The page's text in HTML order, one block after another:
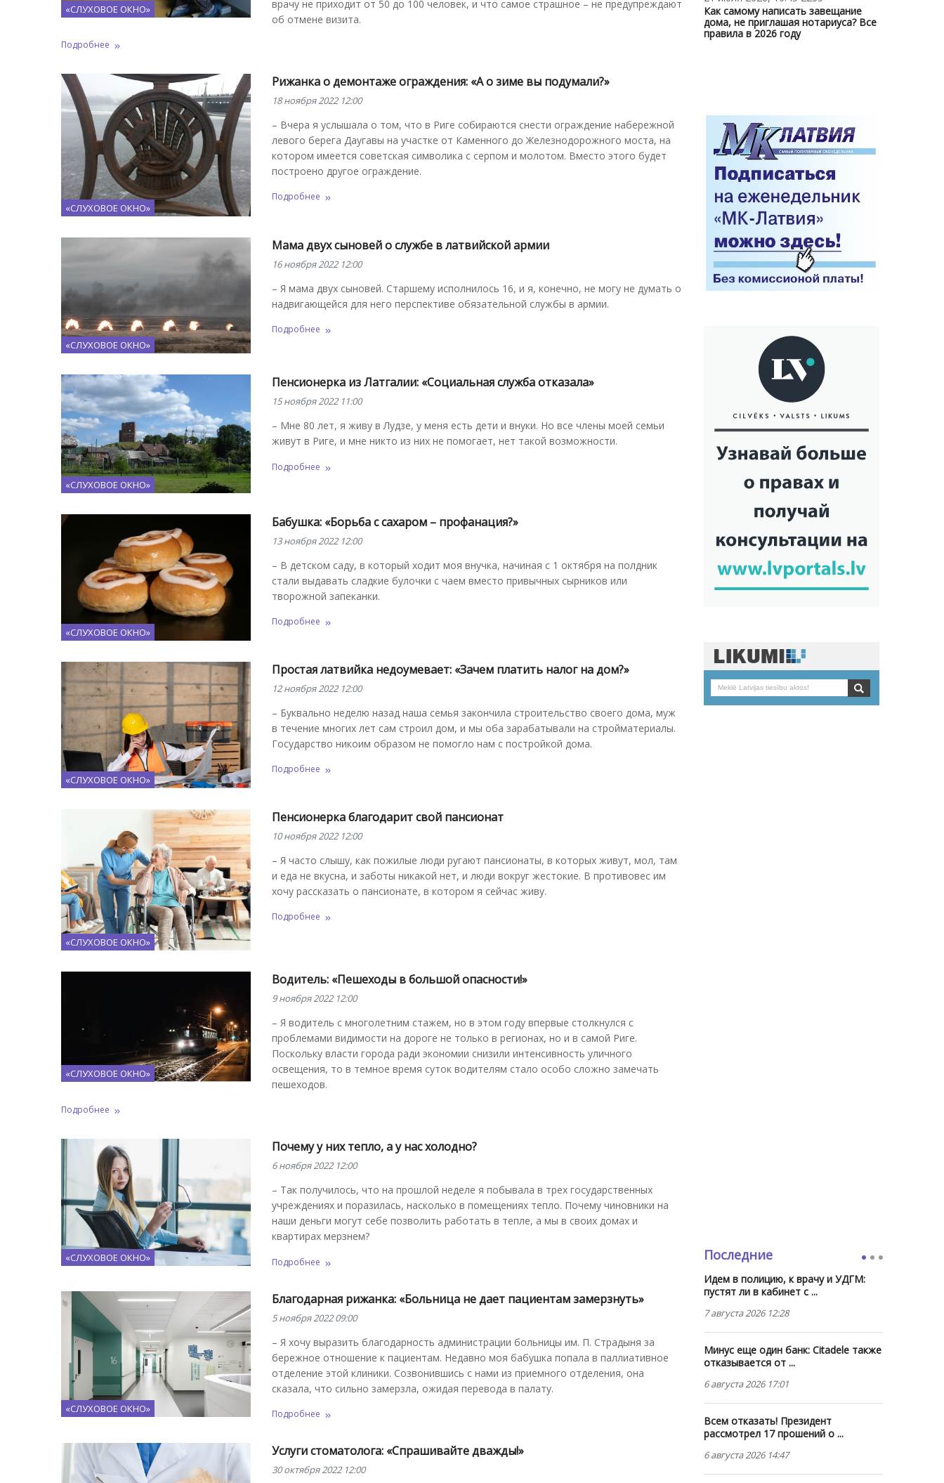
«СЛУХОВОЕ ОКНО»
врачу не приходит от 50 до 100 человек, и что самое страшное – не предупреждают
об отмене визита.
Подробнее
«СЛУХОВОЕ ОКНО»
Рижанка о демонтаже ограждения: «А о зиме вы подумали?»
18 ноября 2022 12:00
– Вчера я услышала о том, что в Риге собираются снести ограждение набережной
левого берега Даугавы на участке от Каменного до Железнодорожного моста, на
котором имеется советская символика с серпом и молотом. Вместо этого будет
построено другое ограждение.
Подробнее
«СЛУХОВОЕ ОКНО»
Мама двух сыновей о службе в латвийской армии
16 ноября 2022 12:00
– Я мама двух сыновей. Старшему исполнилось 16, и я, конечно, не могу не думать о
надвигающейся для него перспективе обязательной службы в армии.
Подробнее
«СЛУХОВОЕ ОКНО»
Пенсионерка из Латгалии: «Социальная служба отказала»
15 ноября 2022 11:00
– Мне 80 лет, я живу в Лудзе, у меня есть дети и внуки. Но все члены моей семьи
живут в Риге, и мне никто из них не помогает, нет такой возможности.
Подробнее
«СЛУХОВОЕ ОКНО»
Бабушка: «Борьба с сахаром – профанация?»
13 ноября 2022 12:00
– В детском саду, в который ходит моя внучка, начиная с 1 октября на полдник
стали выдавать сладкие булочки с чаем вместо привычных сырников или
творожной запеканки.
Подробнее
«СЛУХОВОЕ ОКНО»
Простая латвийка недоумевает: «Зачем платить налог на дом?»
12 ноября 2022 12:00
– Буквально неделю назад наша семья закончила строительство своего дома, муж
в течение многих лет сам строил дом, и мы оба зарабатывали на стройматериалы.
Государство никоим образом не помогло нам с постройкой дома.
Подробнее
«СЛУХОВОЕ ОКНО»
Пенсионерка благодарит свой пансионат
10 ноября 2022 12:00
– Я часто слышу, как пожилые люди ругают пансионаты, в которых живут, мол, там
и еда не вкусна, и заботы никакой нет, и люди вокруг жестокие. В противовес им
хочу рассказать о пансионате, в котором я сейчас живу.
Подробнее
«СЛУХОВОЕ ОКНО»
Водитель: «Пешеходы в большой опасности!»
9 ноября 2022 12:00
– Я водитель с многолетним стажем, но в этом году впервые столкнулся с
проблемами видимости на дороге не только в регионах, но и в самой Риге.
Поскольку власти города ради экономии снизили интенсивность уличного
освещения, то в темное время суток водителям стало особо сложно замечать
пешеходов.
Подробнее
«СЛУХОВОЕ ОКНО»
Почему у них тепло, а у нас холодно?
6 ноября 2022 12:00
– Так получилось, что на прошлой неделе я побывала в трех государственных
учреждениях и поразилась, насколько в помещениях тепло. Почему чиновники на
наши деньги могут себе позволить работать в тепле, а мы в своих домах и
квартирах мерзнем?
Подробнее
«СЛУХОВОЕ ОКНО»
Благодарная рижанка: «Больница не дает пациентам замерзнуть»
5 ноября 2022 09:00
– Я хочу выразить благодарность администрации больницы им. П. Страдыня за
бережное отношение к пациентам. Недавно моя бабушка попала в паллиативное
отделение этой клиники. Созвонившись с нами из приемного отделения, она
сказала, что сильно замерзла, ожидая перевода в палату.
Подробнее
Услуги стоматолога: «Спрашивайте дважды!»
30 октября 2022 12:00
Как самому написать завещание
дома, не приглашая нотариуса? Все
правила в 2026 году
Последние
Идем в полицию, к врачу и УДГМ:
пустят ли в кабинет с ...
7 августа 2026 12:28
Минус еще один банк: Citadele также
отказывается от ...
6 августа 2026 17:01
Всем отказать! Президент
рассмотрел 17 прошений о ...
6 августа 2026 14:47